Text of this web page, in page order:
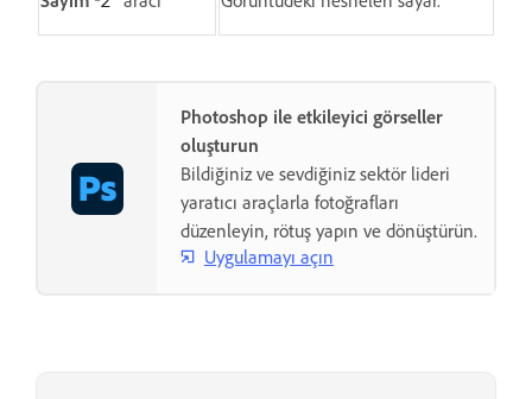
Photoshop ile etkileyici görseller
oluşturun
Bildiğiniz ve sevdiğiniz sektör lideri
yaratıcı araçlarla fotoğrafları
düzenleyin, rötuş yapın ve dönüştürün.
Uygulamayı açın